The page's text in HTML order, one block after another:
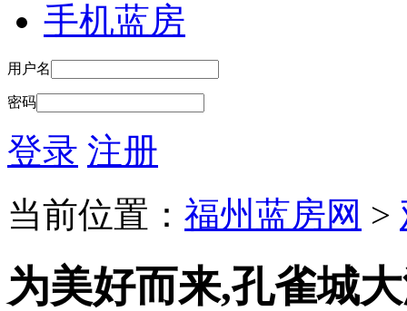
手机蓝房
用户名
密码
登录 注册
当前位置： 福州蓝房网 >
为美好而来,孔雀城